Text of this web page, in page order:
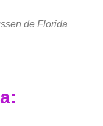
de Florida